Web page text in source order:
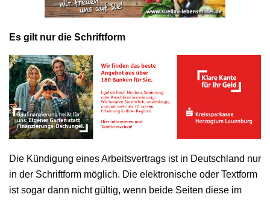
Es gilt nur die Schriftform
Die Kündigung eines Arbeitsvertrags ist in Deutschland nur
in der Schriftform möglich. Die elektronische oder Textform
ist sogar dann nicht gültig, wenn beide Seiten diese im